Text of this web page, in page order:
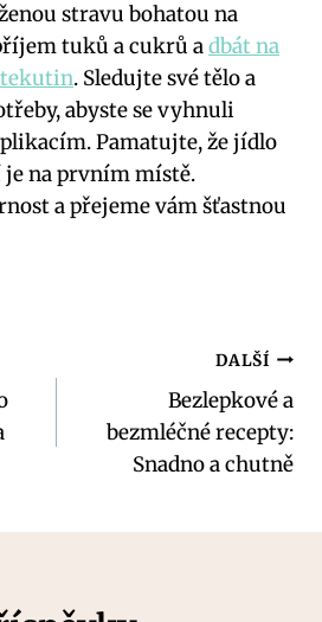
stravu bohatou na
tuků a cukrů adbát na
tekutin. Sledujte své tělo a
abyste se vyhnuli
Pamatujte, že jídlo
je na prvním místě.
a přejeme vám šťastnou
DALŠÍ
Bezlepkové a
bezmléčné recepty:
Snadno a chutně